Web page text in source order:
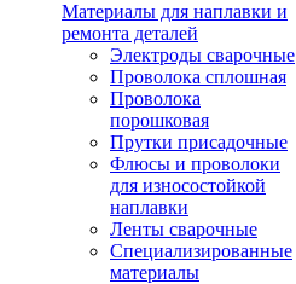
Материалы для наплавки и
ремонта деталей
Электроды сварочные
Проволока сплошная
Проволока
порошковая
Прутки присадочные
Флюсы и проволоки
для износостойкой
наплавки
Ленты сварочные
Специализированные
материалы